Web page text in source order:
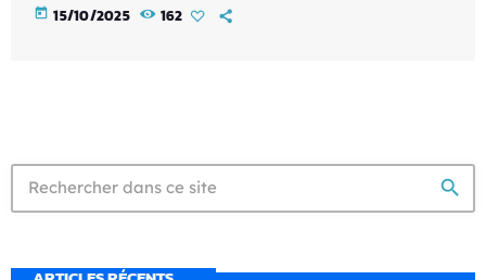
today 15/10/2025 162
search